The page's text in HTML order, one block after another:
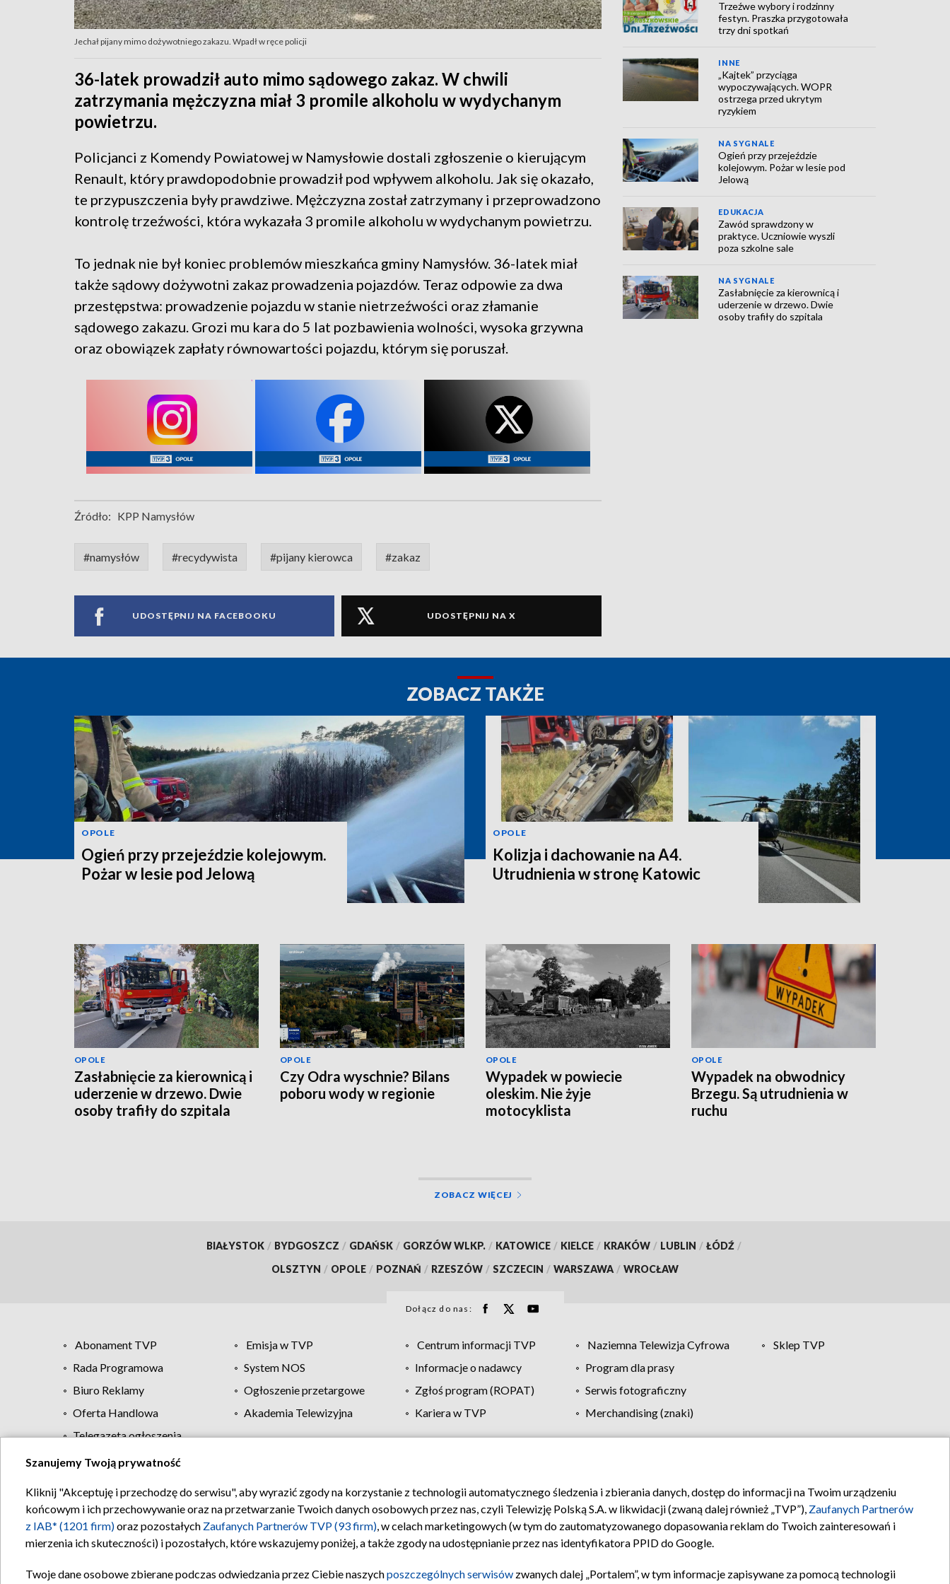
Jechał pijany mimo dożywotniego zakazu. Wpadł w ręce policji
36-latek prowadził auto mimo sądowego zakaz. W chwili
zatrzymania mężczyzna miał 3 promile alkoholu w wydychanym
powietrzu.
Policjanci z Komendy Powiatowej w Namysłowie dostali zgłoszenie o kierującym
Renault, który prawdopodobnie prowadził pod wpływem alkoholu. Jak się okazało,
te przypuszczenia były prawdziwe. Mężczyzna został zatrzymany i przeprowadzono
kontrolę trzeźwości, która wykazała 3 promile alkoholu w wydychanym powietrzu.
To jednak nie był koniec problemów mieszkańca gminy Namysłów. 36-latek miał
także sądowy dożywotni zakaz prowadzenia pojazdów. Teraz odpowie za dwa
przestępstwa: prowadzenie pojazdu w stanie nietrzeźwości oraz złamanie
sądowego zakazu. Grozi mu kara do 5 lat pozbawienia wolności, wysoka grzywna
oraz obowiązek zapłaty równowartości pojazdu, którym się poruszał.
Źródło: KPP Namysłów
#namysłów #recydywista #pijany kierowca #zakaz
UDOSTĘPNIJ NA FACEBOOKU UDOSTĘPNIJ NA X
Trzeźwe wybory i rodzinny
festyn. Praszka przygotowała
trzy dni spotkań
INNE
„Kajtek” przyciąga
wypoczywających. WOPR
ostrzega przed ukrytym
ryzykiem
NA SYGNALE
Ogień przy przejeździe
kolejowym. Pożar w lesie pod
Jelową
EDUKACJA
Zawód sprawdzony w
praktyce. Uczniowie wyszli
poza szkolne sale
NA SYGNALE
Zasłabnięcie za kierownicą i
uderzenie w drzewo. Dwie
osoby trafiły do szpitala
ZOBACZ TAKŻE
OPOLE
Ogień przy przejeździe kolejowym.
Pożar w lesie pod Jelową
OPOLE
Kolizja i dachowanie na A4.
Utrudnienia w stronę Katowic
OPOLE
Zasłabnięcie za kierownicą i
uderzenie w drzewo. Dwie
osoby trafiły do szpitala
OPOLE
Czy Odra wyschnie? Bilans
poboru wody w regionie
OPOLE
Wypadek w powiecie
oleskim. Nie żyje
motocyklista
OPOLE
Wypadek na obwodnicy
Brzegu. Są utrudnienia w
ruchu
ZOBACZ WIĘCEJ
BIAŁYSTOK / BYDGOSZCZ / GDAŃSK / GORZÓW WLKP. / KATOWICE / KIELCE / KRAKÓW / LUBLIN / ŁÓDŹ /
OLSZTYN / OPOLE / POZNAŃ / RZESZÓW / SZCZECIN / WARSZAWA / WROCŁAW
Dołącz do nas:
Abonament TVP Emisja w TVP Centrum informacji TVP Naziemna Telewizja Cyfrowa
Sklep TVP
Rada Programowa
System NOS Informacje o nadawcy
Program dla prasy
Biuro Reklamy
Ogłoszenie przetargowe Zgłoś program (ROPAT)
Serwis fotograficzny
Oferta Handlowa
Akademia Telewizyjna Kariera w TVP
Merchandising (znaki)
Telegazeta ogłoszenia
Regulamin TVP Polityka prywatności Moje zgody Pomoc Biuro reklamy Kontakt
Szanujemy Twoją prywatność
Kliknij "Akceptuję i przechodzę do serwisu", aby wyrazić zgody na korzystanie z technologii automatycznego śledzenia i zbierania danych, dostęp do informacji na Twoim urządzeniu
końcowym i ich przechowywanie oraz na przetwarzanie Twoich danych osobowych przez nas, czyli Telewizję Polską S.A. w likwidacji (zwaną dalej również „TVP”), Zaufanych Partnerów
z IAB* (1201 firm)oraz pozostałych Zaufanych Partnerów TVP (93 firm), w celach marketingowych (w tym do zautomatyzowanego dopasowania reklam do Twoich zainteresowań i
mierzenia ich skuteczności) i pozostałych, które wskazujemy poniżej, a także zgody na udostępnianie przez nas identyfikatora PPID do Google.
Twoje dane osobowe zbierane podczas odwiedzania przez Ciebie naszychposzczególnych serwisów zwanych dalej „Portalem”, w tym informacje zapisywane za pomocą technologii